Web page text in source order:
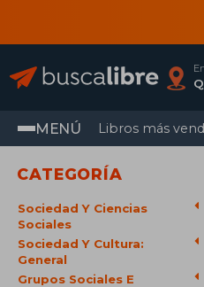
MENÚ Libros más
CATEGORÍA
Sociedad Y Ciencias
Sociales
Sociedad Y Cultura:
General
Grupos Sociales E